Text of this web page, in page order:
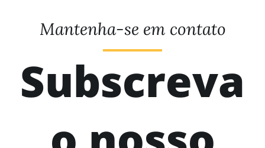
Mantenha-se em contato
Subscreva